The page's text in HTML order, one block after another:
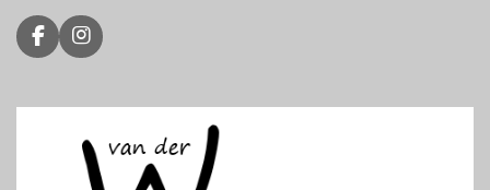
F
a
e
I
n
t
g
r
a